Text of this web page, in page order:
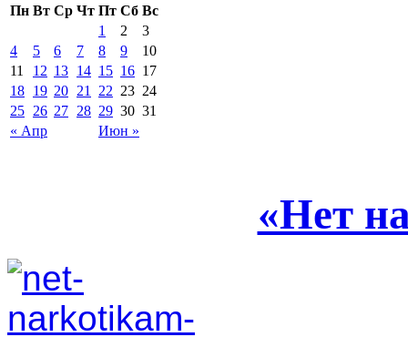
Пн Вт Ср Чт Пт Сб Вс
« Апр Июн »
1 2
3
4
5 6 7 8 9
10
11
12 13 14 15 16 17
18 19 20 21 22 23 24
25 26 27 28 29 30 31
«Нет